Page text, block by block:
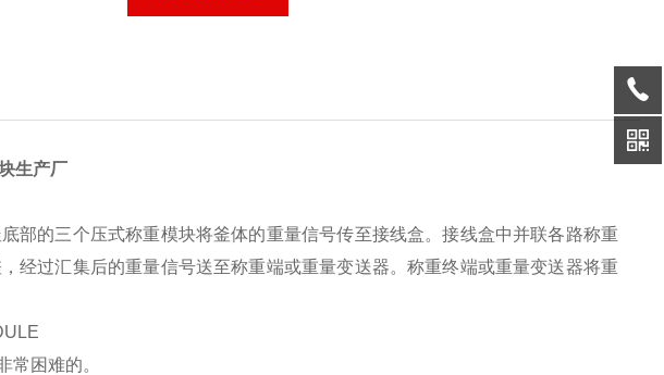
生产厂
部的三个压式称重模块将釜体的重量信号传至接线盒。接线盒中并联各路称重
经过汇集后的重量信号送至称重端或重量变送器。称重终端或重量变送器将重
常困难的。